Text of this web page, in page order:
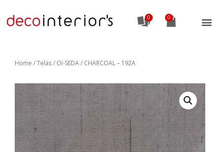
0
Home /Telas/ OI-SEDA / CHARCOAL – 192A